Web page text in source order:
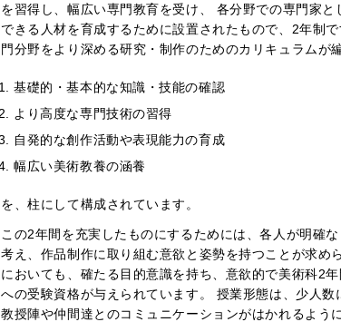
を習得し、幅広い専門教育を受け、 各分野での専門家
できる人材を育成するために設置されたもので、2年制
門分野をより深める研究・制作のためのカリキュラムが
基礎的・基本的な知識・技能の確認
より高度な専門技術の習得
自発的な創作活動や表現能力の育成
幅広い美術教養の涵養
を、柱にして構成されています。
この2年間を充実したものにするためには、各人が明確
考え、作品制作に取り組む意欲と姿勢を持つことが求め
においても、確たる目的意識を持ち、意欲的で美術科2
への受験資格が与えられています。 授業形態は、少人数
教授陣や仲間達とのコミュニケーションがはかれるよう